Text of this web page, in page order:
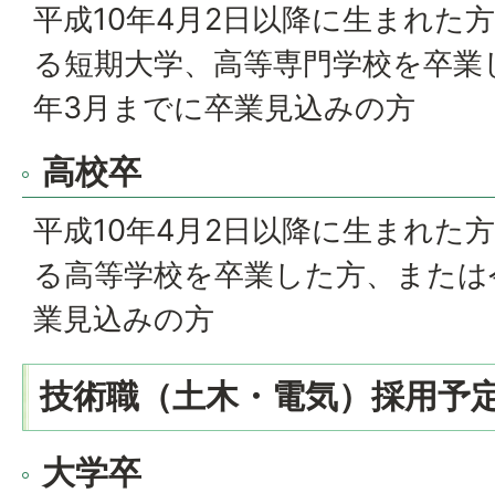
平成10年4月2日以降に生まれた
る短期大学、高等専門学校を卒
年3月までに卒業見込みの方
高校卒
平成10年4月2日以降に生まれた
る高等学校を卒業した方、また
業見込みの方
技術職（土木・電気）採用予
大学卒